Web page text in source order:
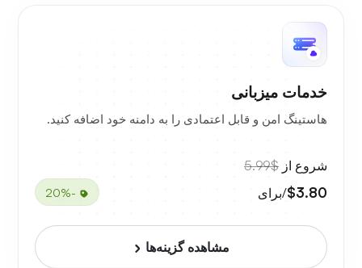
خدمات میزبانی
هاستینگ امن و قابل اعتمادی را به دامنه خود اضافه کنید.
شروع از $5.99
$3.80/برای -20%
مشاهده گزینه‌ها